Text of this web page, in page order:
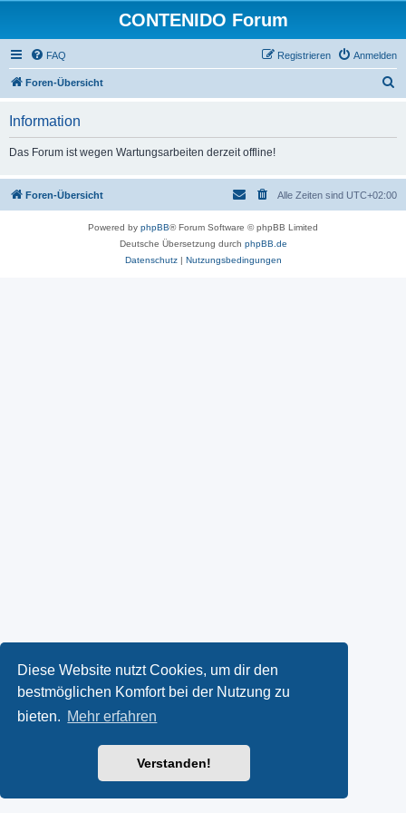
Diese Website nutzt Cookies, um dir den
bestmöglichen Komfort bei der Nutzung zu
bieten. Mehr erfahren
Verstanden!
CONTENIDO Forum
FAQ Anmelden
Registrieren
Foren-Übersicht
Information
Das Forum ist wegen Wartungsarbeiten derzeit offline!
Foren-Übersicht Alle Zeiten sind UTC+02:00
Powered by phpBB® Forum Software © phpBB Limited
Deutsche Übersetzung durch phpBB.de
Datenschutz| Nutzungsbedingungen